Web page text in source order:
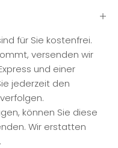
für Sie kostenfrei.
versenden wir
und einer
jederzeit den
können Sie diese
Wir erstatten